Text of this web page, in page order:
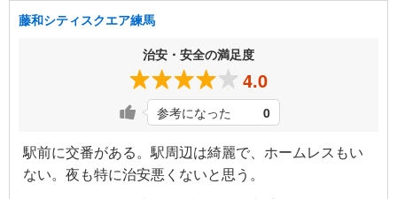
藤和シティスクエア練馬
治安・安全の満足度
4.0
参考になった 0
駅前に交番がある。駅周辺は綺麗で、ホームレスもい
ない。夜も特に治安悪くないと思う。